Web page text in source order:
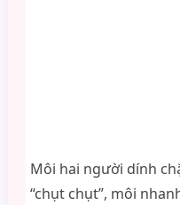
Môi hai người dính
“chụt chụt”, môi